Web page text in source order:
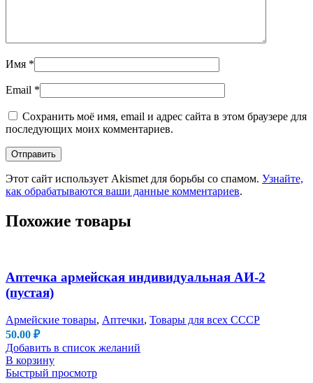
Имя *
Email *
Сохранить моё имя, email и адрес сайта в этом браузере для
последующих моих комментариев.
Этот сайт использует Akismet для борьбы со спамом. Узнайте,
как обрабатываются ваши данные комментариев.
Похожие товары
Аптечка армейская индивидуальная АИ-2
(пустая)
Армейские товары, Аптечки, Товары для всех СССР
50.00 ₽
Добавить в список желаний
В корзину
Быстрый просмотр